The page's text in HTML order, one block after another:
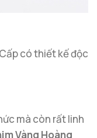
có thiết kế độc
mà còn rất linh
Vàng Hoàng